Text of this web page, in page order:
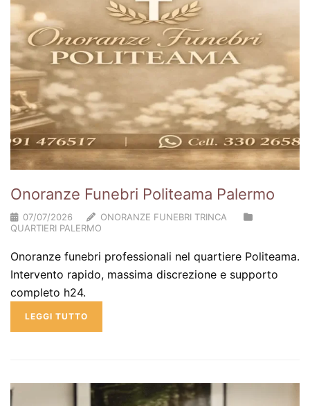
Onoranze Funebri Politeama Palermo
07/07/2026
ONORANZE FUNEBRI TRINCA
QUARTIERI PALERMO
Onoranze funebri professionali nel quartiere Politeama.
Intervento rapido, massima discrezione e supporto
completo h24.
LEGGI TUTTO